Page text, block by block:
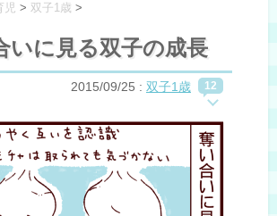
児 > 双子1歳 >
いに見る双子の成長
2015/09/25 : 双子1歳 12